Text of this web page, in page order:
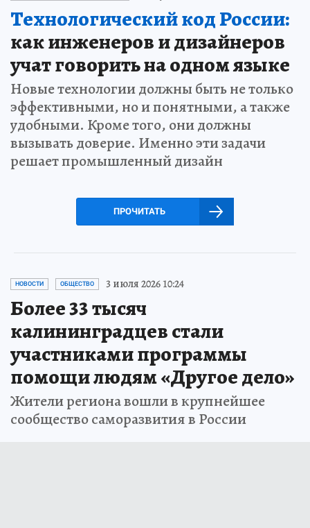
Технологический код России:
как инженеров и дизайнеров
учат говорить на одном языке
Новые технологии должны быть не только
эффективными, но и понятными, а также
удобными. Кроме того, они должны
вызывать доверие. Именно эти задачи
решает промышленный дизайн
ПРОЧИТАТЬ
НОВОСТИ ОБЩЕСТВО 3 июля 2026 10:24
Более 33 тысяч
калининградцев стали
участниками программы
помощи людям «Другое дело»
Жители региона вошли в крупнейшее
сообщество саморазвития в России